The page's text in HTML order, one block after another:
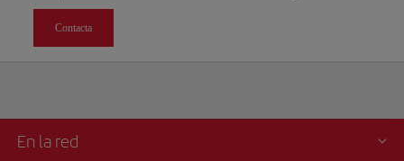
Contacta
En la red